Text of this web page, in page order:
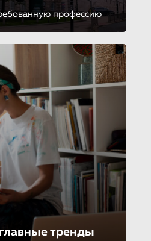
профессию
тренды